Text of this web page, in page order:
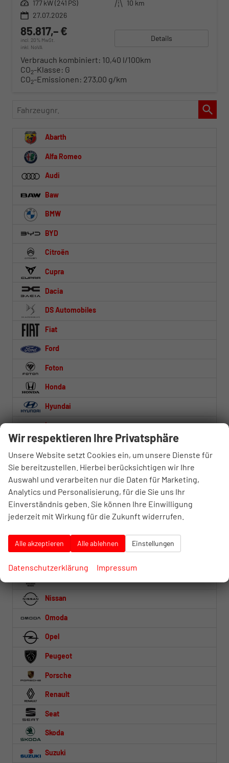
Leistung 177 kW (241 PS) Kilometerstand 10 km
27.07.2026
85.817,– €
incl. 20% MwSt.
inkl. NoVA
Details
Verbrauch kombiniert: 10,40 l/100km
CO2-Klasse: G
CO2-Emissionen: 273,00 g/km
Fahrzeugnr.
Abarth
Alfa Romeo
Audi
Baw
BMW
BYD
Citroën
Cupra
Dacia
DS Automobiles
Fiat
Ford
Foton
Honda
Hyundai
Iveco
Jaecoo
Jeep
Kia
Lynk & Co
MAN
Mercedes-Benz
Nissan
Omoda
Opel
Peugeot
Porsche
Renault
Seat
Skoda
Suzuki
Wir respektieren Ihre Privatsphäre
Unsere Website setzt Cookies ein, um unsere Dienste für
Sie bereitzustellen. Hierbei berücksichtigen wir Ihre
Auswahl und verarbeiten nur die Daten für Marketing,
Analytics und Personalisierung, für die Sie uns Ihr
Einverständnis geben. Sie können Ihre Einwilligung
jederzeit mit Wirkung für die Zukunft widerrufen.
Alle akzeptieren Alle ablehnen Einstellungen
Datenschutzerklärung Impressum